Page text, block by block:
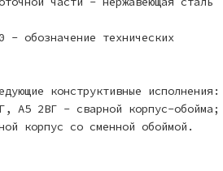
- обозначение технических
конструктивные исполнения:
А5 2ВГ - сварной корпус-обойма;
корпус со сменной обоймой.